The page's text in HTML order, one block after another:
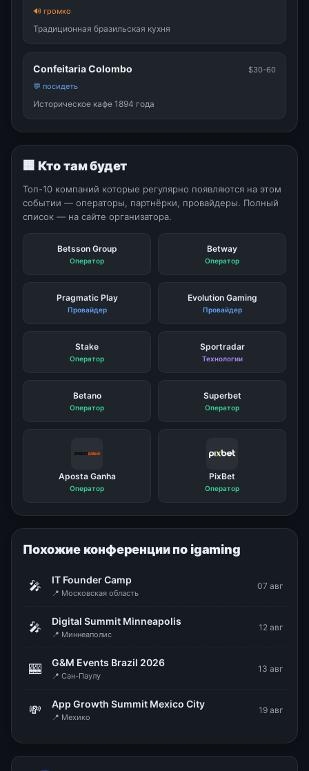
🔊 громко
Традиционная бразильская кухня
Confeitaria Colombo
$30-60
💬 посидеть
Историческое кафе 1894 года
🏢 Кто там будет
Топ-10 компаний которые регулярно появляются на этом
событии — операторы, партнёрки, провайдеры. Полный
список — на сайте организатора.
Betsson Group
Оператор
Betway
Оператор
Pragmatic Play
Провайдер
Evolution Gaming
Провайдер
Stake
Оператор
Sportradar
Технологии
Betano
Оператор
Superbet
Оператор
Aposta Ganha
Оператор
PixBet
Оператор
Похожие конференции по igaming
🎤 IT Founder Camp
📍 Московская область
07 авг
🎤 Digital Summit Minneapolis
📍 Миннеаполис
12 авг
🎰 G&M Events Brazil 2026
📍 Сан-Паулу
13 авг
💸 App Growth Summit Mexico City
📍 Мехико
19 авг